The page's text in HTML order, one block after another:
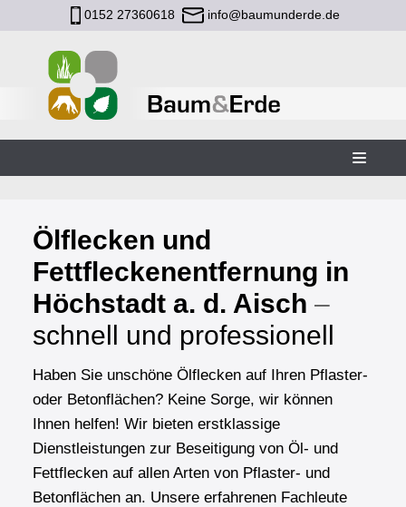
0152 27360618 info@baumunderde.de
Ölflecken und
Fettfleckenentfernung in
Höchstadt a. d. Aisch –
schnell und professionell
Haben Sie unschöne Ölflecken auf Ihren Pflaster-
oder Betonflächen? Keine Sorge, wir können
Ihnen helfen! Wir bieten erstklassige
Dienstleistungen zur Beseitigung von Öl- und
Fettflecken auf allen Arten von Pflaster- und
Betonflächen an. Unsere erfahrenen Fachleute